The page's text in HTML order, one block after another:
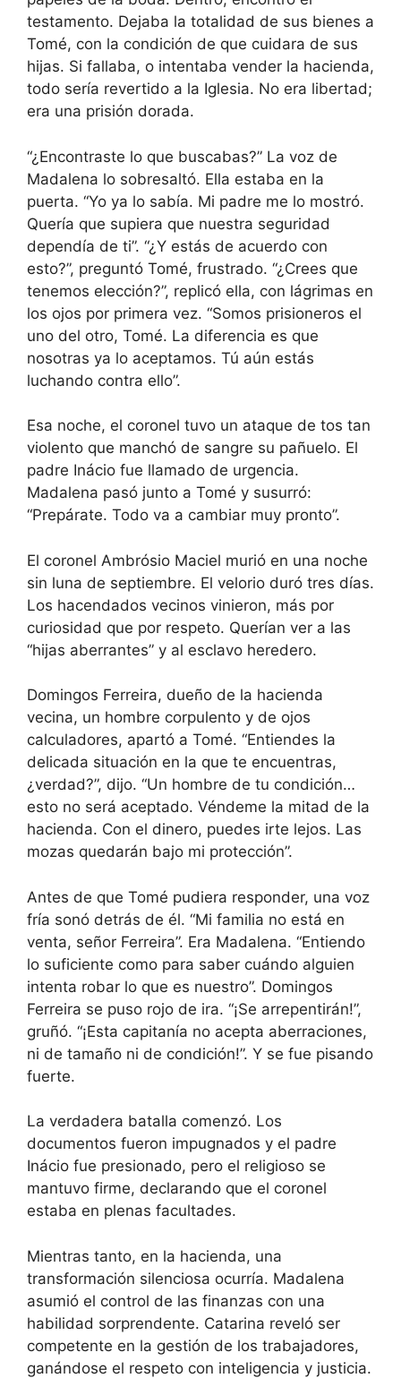
testamento. Dejaba la totalidad de sus bienes a
Tomé, con la condición de que cuidara de sus
hijas. Si fallaba, o intentaba vender la hacienda,
todo sería revertido a la Iglesia. No era libertad;
era una prisión dorada.
“¿Encontraste lo que buscabas?” La voz de
Madalena lo sobresaltó. Ella estaba en la
puerta. “Yo ya lo sabía. Mi padre me lo mostró.
Quería que supiera que nuestra seguridad
dependía de ti”. “¿Y estás de acuerdo con
esto?”, preguntó Tomé, frustrado. “¿Crees que
tenemos elección?”, replicó ella, con lágrimas en
los ojos por primera vez. “Somos prisioneros el
uno del otro, Tomé. La diferencia es que
nosotras ya lo aceptamos. Tú aún estás
luchando contra ello”.
Esa noche, el coronel tuvo un ataque de tos tan
violento que manchó de sangre su pañuelo. El
padre Inácio fue llamado de urgencia.
Madalena pasó junto a Tomé y susurró:
“Prepárate. Todo va a cambiar muy pronto”.
El coronel Ambrósio Maciel murió en una noche
sin luna de septiembre. El velorio duró tres días.
Los hacendados vecinos vinieron, más por
curiosidad que por respeto. Querían ver a las
“hijas aberrantes” y al esclavo heredero.
Domingos Ferreira, dueño de la hacienda
vecina, un hombre corpulento y de ojos
calculadores, apartó a Tomé. “Entiendes la
delicada situación en la que te encuentras,
¿verdad?”, dijo. “Un hombre de tu condición…
esto no será aceptado. Véndeme la mitad de la
hacienda. Con el dinero, puedes irte lejos. Las
mozas quedarán bajo mi protección”.
Antes de que Tomé pudiera responder, una voz
fría sonó detrás de él. “Mi familia no está en
venta, señor Ferreira”. Era Madalena. “Entiendo
lo suficiente como para saber cuándo alguien
intenta robar lo que es nuestro”. Domingos
Ferreira se puso rojo de ira. “¡Se arrepentirán!”,
gruñó. “¡Esta capitanía no acepta aberraciones,
ni de tamaño ni de condición!”. Y se fue pisando
fuerte.
La verdadera batalla comenzó. Los
documentos fueron impugnados y el padre
Inácio fue presionado, pero el religioso se
mantuvo firme, declarando que el coronel
estaba en plenas facultades.
Mientras tanto, en la hacienda, una
transformación silenciosa ocurría. Madalena
asumió el control de las finanzas con una
habilidad sorprendente. Catarina reveló ser
competente en la gestión de los trabajadores,
ganándose el respeto con inteligencia y justicia.